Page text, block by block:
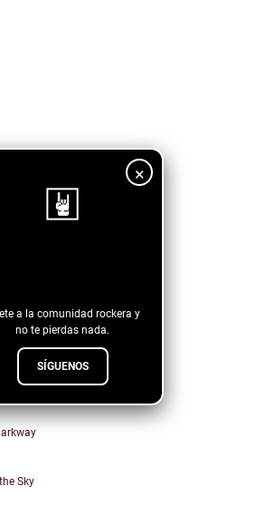
×
a la comunidad rockera y
no te pierdas nada.
SÍGUENOS
Too?
& Sweet Dreams
Girl
Sky